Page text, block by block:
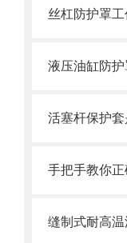
丝杠防护罩
液压油缸防
活塞杆保护
手把手教你
缝制式耐高